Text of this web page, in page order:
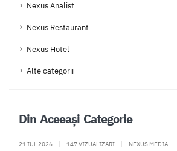
Nexus Analist
Nexus Restaurant
Nexus Hotel
Alte categorii
Din Aceeași Categorie
21 IUL 2026 | 147 VIZUALIZARI | NEXUS MEDIA